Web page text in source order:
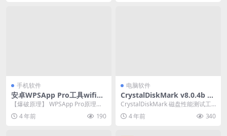
手机软件
安卓WPSApp Pro工具wifi密
码爆破1.6.20清爽版
【爆破原理】 WPSApp Pro原理是
爆破路由器中预定义的8位 pin 号码
连...4 年前 190
电脑软件
CrystalDiskMark v8.0.4b 磁
盘性能测试工具中文免费版
CrystalDiskMark 磁盘性能测试工
具中文免费版，CrystalDis...
4 年前 340